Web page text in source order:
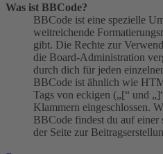
Was ist BBCode?
BBCode ist eine spezielle
weitreichende
gibt. Die Rechte zur
die Board-Administration
durch dich für jeden
BBCode ist ähnlich wie
Tags von eckigen („[“ und
Klammern eingeschlossen.
BBCode findest du auf
der Seite zur